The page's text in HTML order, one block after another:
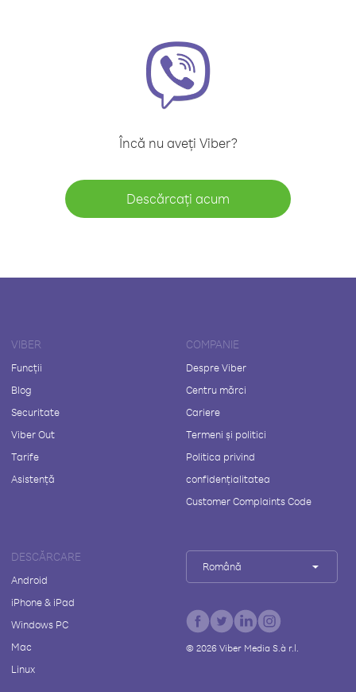
Încă nu aveți Viber?
Descărcați acum
VIBER
Funcții
Blog
Securitate
Viber Out
Tarife
Asistență
COMPANIE
Despre Viber
Centru mărci
Cariere
Termeni și politici
Politica privind
confidențialitatea
Customer Complaints Code
DESCĂRCARE
Android
iPhone & iPad
Windows PC
Mac
Linux
Română
© 2026Viber Media S.à r.l.